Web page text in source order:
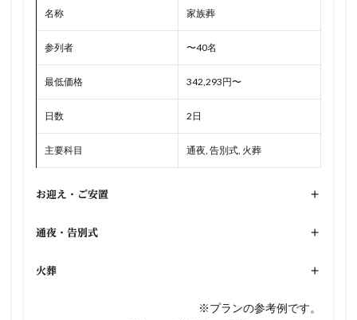
名称 家族葬
参列者 〜40名
最低価格 342,293円〜
日数 2日
主要科目 通夜, 告別式, 火葬
お迎え・ご安置 +
通夜・告別式 +
火葬 +
※プランの参考例です。